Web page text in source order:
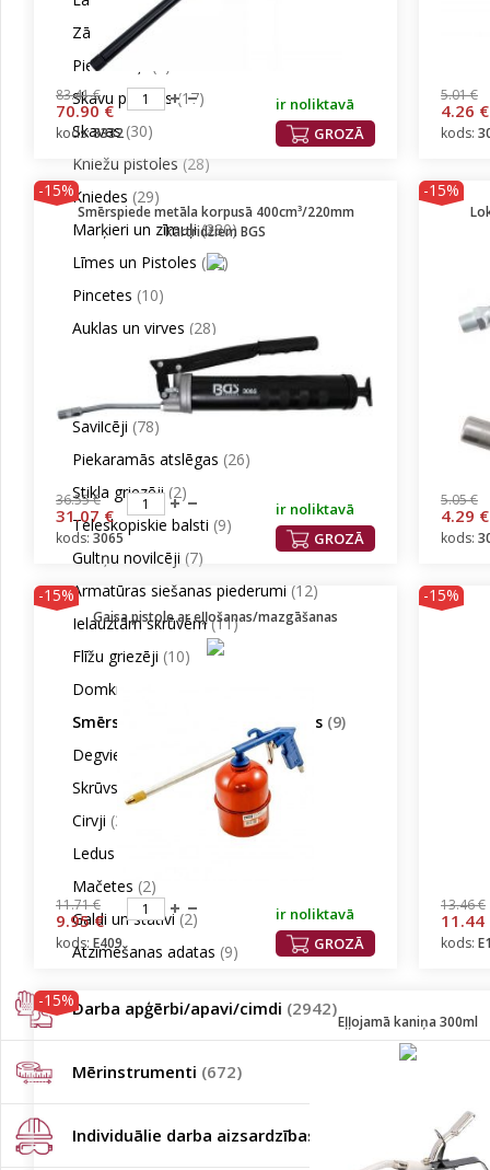
Zāģi
(106)
Piesūcekņi
Skavu pistoles(17)
Skavas(30)
Kniežu pistoles (28)
Kniedes (29)
Marķieri un zīmuļi(280)
Līmes un Pistoles (52)
Pincetes (10)
Auklas un virves (28)
Kravas siksnas/štropes(24)
Vītnes griežšanas instrumenti
(176)
Savilcēji (78)
Piekaramās atslēgas (26)
Stikla griezēji (2)
Teleskopiskie balsti (9)
Gultņu novilcēji (7)
Armatūras siešanas piederumi (12)
Ielauztām skrūvēm(11)
Flīžu griezēji (10)
Domkrati
Smērspiedes/Eļļojamās kanniņas (9)
Degvielas kannas un piltuves(14)
Skrūvspīles(11)
Cirvji (32)
Ledus cirtņi
Mačetes (2)
Galdi un statīvi (2)
Atzīmēšanas adatas (9)
Darba apģērbi/apavi/cimdi (2942)
Mērinstrumenti (672)
Individuālie darba aizsardzības līdzekļi
83.41 €
70.90 €
ir noliktavā
GROZĀ
kods:8332
5.01 €
4.26 €
kods:
-15%
Smērspiede metāla korpusā 400cm³/220mm
kārtridžiem BGS
36.55 €
31.07 €
ir noliktavā
GROZĀ
kods: 3065
-15%
5.05 €
4.29 €
kods:
-15%
Gaisa pistole ar eļļošanas/mazgāšanas
11.71 €
9.95 €
ir noliktavā
GROZĀ
kods: E409
-15%
13.46 €
11.44
kods:
-15%
Eļļojamā kaniņa 300ml